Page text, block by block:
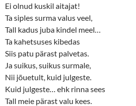
Ei olnud kuskil aitajat!
Ta siples surma valus veel,
Tall kadus juba kindel meel…
Ta kahetsuses kibedas
Siis patu pärast palvetas.
Ja suikus, suikus surmale,
Nii jõuetult, kuid julgeste.
Kuid julgeste… ehk rinna sees
Tall meie pärast valu kees.